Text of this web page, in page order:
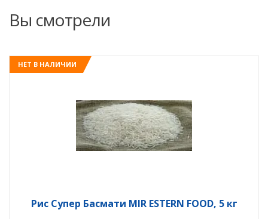
Вы смотрели
НЕТ В НАЛИЧИИ
Рис Супер Басмати MIR ESTERN FOOD, 5 кг